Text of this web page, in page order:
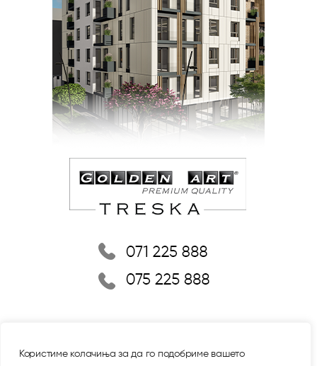
Користиме колачиња за да го подобриме вашето